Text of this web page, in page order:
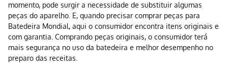
momento, pode surgir a necessidade de substituir algumas
peças do aparelho. E, quando precisar comprar peças para
Batedeira Mondial, aqui o consumidor encontra itens originais e
com garantia. Comprando peças originais, o consumidor terá
mais segurança no uso da batedeira e melhor desempenho no
preparo das receitas.